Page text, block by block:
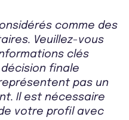
comme des
Veuillez-vous
clés
finale
pas un
Il est nécessaire
votre profil avec